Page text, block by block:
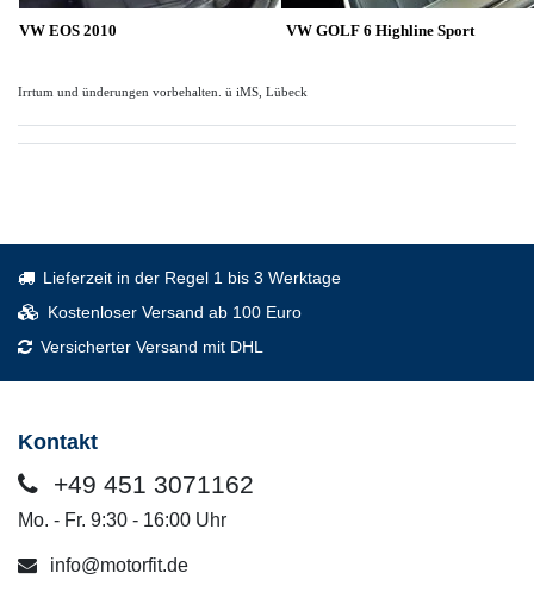
VW EOS 2010 VW GOLF 6 Highline Sport
Irrtum und ünderungen vorbehalten. ü iMS, Lübeck
Lieferzeit in der Regel 1 bis 3 Werktage
Kostenloser Versand ab 100 Euro
Versicherter Versand mit DHL
Kontakt
+49 451 3071162
Mo. - Fr. 9:30 - 16:00 Uhr
info@motorfit.de